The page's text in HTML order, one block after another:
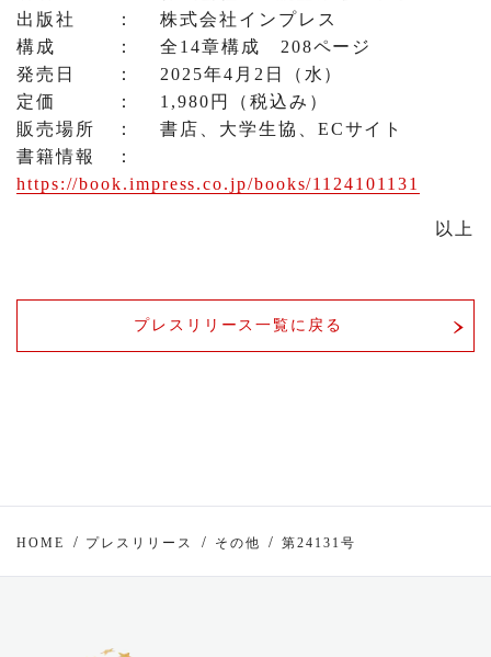
出版社 ： 株式会社インプレス
構成 ： 全14章構成 208ページ
発売日 ： 2025年4月2日（水）
定価 ： 1,980円（税込み）
販売場所 ： 書店、大学生協、ECサイト
書籍情報 ：
https://book.impress.co.jp/books/1124101131
以上
プレスリリース一覧に戻る
HOME プレスリリース その他 第24131号